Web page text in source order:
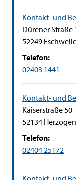
Kontakt- und
Straße:
Dürener Straße
PLZ:
52249 Ort:
Telefon:
02403 1441
Kontakt- und
Straße:
Kaiserstraße50
PLZ:
52134 Ort:
Telefon:
02404 25172